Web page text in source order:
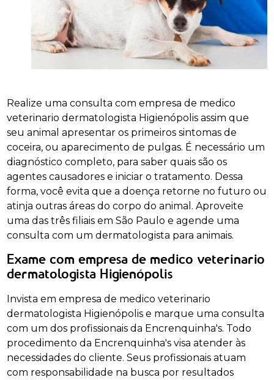
Realize uma consulta com empresa de medico
veterinario dermatologista Higienópolis assim que
seu animal apresentar os primeiros sintomas de
coceira, ou aparecimento de pulgas. É necessário um
diagnóstico completo, para saber quais são os
agentes causadores e iniciar o tratamento. Dessa
forma, você evita que a doença retorne no futuro ou
atinja outras áreas do corpo do animal. Aproveite
uma das três filiais em São Paulo e agende uma
consulta com um dermatologista para animais.
Exame com empresa de medico veterinario
dermatologista Higienópolis
Invista em empresa de medico veterinario
dermatologista Higienópolis e marque uma consulta
com um dos profissionais da Encrenquinha's. Todo
procedimento da Encrenquinha's visa atender às
necessidades do cliente. Seus profissionais atuam
com responsabilidade na busca por resultados